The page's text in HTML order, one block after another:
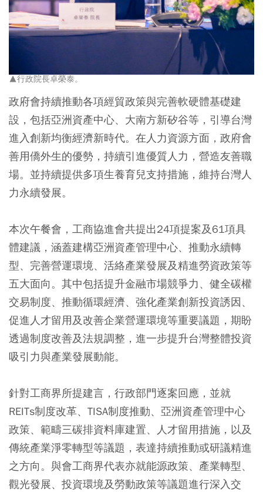
▲行政院長卓榮泰。
政府會持續推動各項經貿政策與完善軟硬體基礎建
設，包括亞洲資產中心、大南方新矽谷等，引導台灣
進入創新均衡經濟新時代。在人力資源方面，政府會
善用僑外生的優勢，持續引進優質人力，營造友善職
場。並持續提供多項生養育兒支持措施，維持台灣人
力永續發展。
本次午餐會，工商協進會共提出24項提案及61項具
體建議，涵蓋建構亞洲資產管理中心、推動永續轉
型、完善營運環境、活絡產業發展及精進勞資政策等
五大面向。其中包括提升金融市場競爭力、健全碳權
交易制度、推動循環經濟、強化產業創新投資誘因、
促進人才留用及改善企業營運環境等重要議題，期盼
透過制度改善及法規調整，進一步提升台灣整體投資
吸引力與產業發展動能。
針對工商界所提建言，行政部門逐案回應，並就
REITs制度改革、TISA制度推動、亞洲資產管理中心
政策、範疇三碳排資料庫建置、人才留用措施，以及
傳統產業淨零轉型等議題，表達持續推動或研議精進
之方向。與會工商界代表亦就能源政策、產業轉型、
觀光發展、投資環境及勞動政策等議題進行深入交